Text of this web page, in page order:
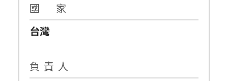
國 家
台灣
負 責 人